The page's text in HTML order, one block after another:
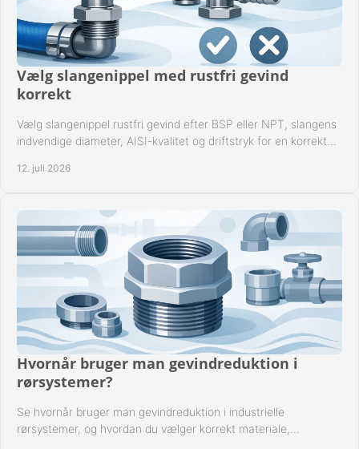
Vælg slangenippel med rustfri gevind
korrekt
Vælg slangenippel rustfri gevind efter BSP eller NPT, slangens
indvendige diameter, AISI-kvalitet og driftstryk for en korrekt
12. juli 2026
Hvornår bruger man gevindreduktion i
rørsystemer?
Se hvornår bruger man gevindreduktion i industrielle
rørsystemer, og hvordan du vælger korrekt materiale,